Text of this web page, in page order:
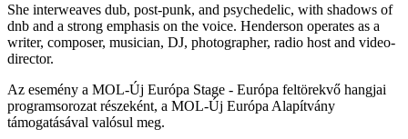
She interweaves dub, post-punk, and psychedelic, with shadows of
dnb and a strong emphasis on the voice. Henderson operates as a
writer, composer, musician, DJ, photographer, radio host and video-
director.
Az esemény a MOL-Új Európa Stage - Európa feltörekvő hangjai
programsorozat részeként, a MOL-Új Európa Alapítvány
támogatásával valósul meg.